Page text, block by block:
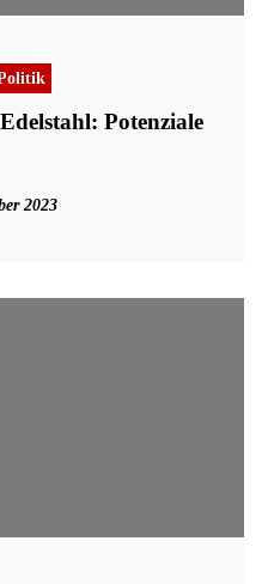
Potenziale
2023